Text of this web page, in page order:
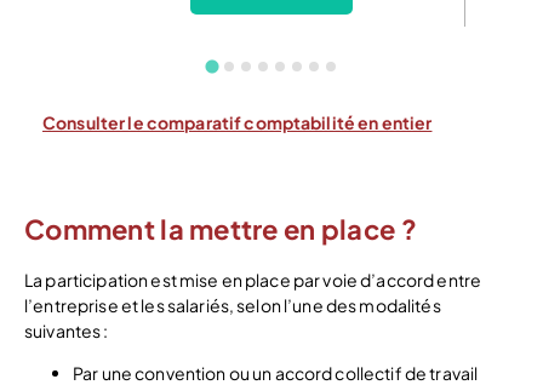
Consulter le comparatif comptabilité en entier
Comment la mettre en place ?
La participation est mise en place par voie d’accord entre
l’entreprise et les salariés, selon l’une des modalités
suivantes :
Par une convention ou un accord collectif de travail